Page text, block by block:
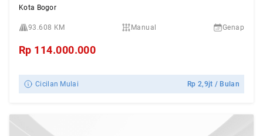
Kota Bogor
93.608 KM Manual Genap
Rp 114.000.000
Cicilan Mulai Rp2,9jt / Bulan